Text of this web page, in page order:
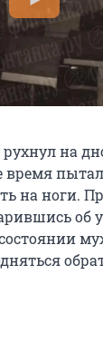
на
время
на ноги.
об